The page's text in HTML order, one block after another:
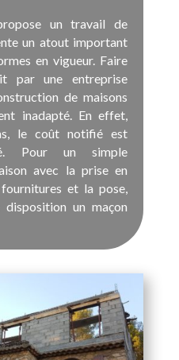
un travail de
un atout important
en vigueur. Faire
par une entreprise
de maisons
inadapté. En effet,
le coût notifié est
Pour un simple
avec la prise en
et la pose,
un maçon